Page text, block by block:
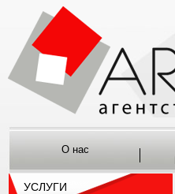
О нас
УСЛУГИ